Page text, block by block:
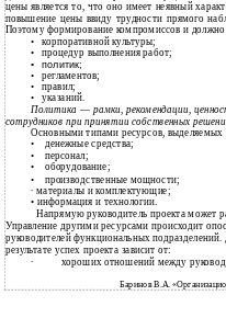
цены является то, что оно имеет неявный
повышение цены ввиду трудности прямого
Поэтому формирование компромиссов и должно
•
корпоративной культуры;
•
процедур выполнения работ;
• политик;
• регламентов;
• правил;
•
указаний.
Политика — рамки, рекомендации,
сотрудников при принятии собственных
Основными типами ресурсов, выделяемых
•
денежные средства;
•
персонал;
•
оборудование;
•
производственные мощности;
∙ материалы и комплектующие;
• информация и технологии.
Напрямую руководитель проекта может
Управление другими ресурсами происходит
руководителей функциональных
результате успех проекта зависит от:
∙
хороших отношений между
Баринов В.А.